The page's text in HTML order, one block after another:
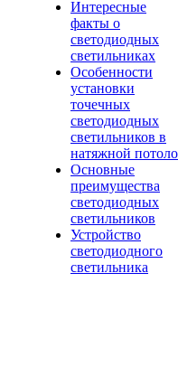
Интересные
факты о
светодиодных
светильниках
Особенности
установки
точечных
светодиодных
светильников в
натяжной
Основные
преимущества
светодиодных
светильников
Устройство
светодиодного
светильника